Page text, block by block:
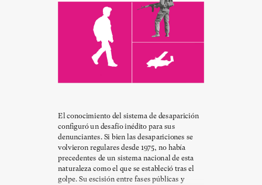
El conocimiento del sistema de desaparición
configuró un desafío inédito para sus
denunciantes. Si bien las desapariciones se
volvieron regulares desde 1975, no había
precedentes de un sistema nacional de esta
naturaleza como el que se estableció tras el
golpe. Su escisión entre fases públicas y